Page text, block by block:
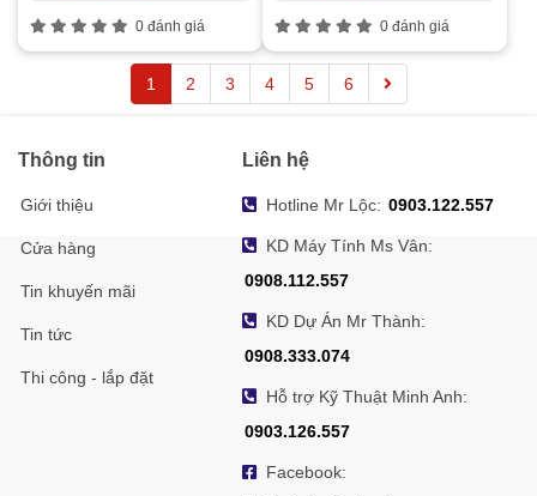
0 đánh giá 0 đánh giá
1 2 3 4 5 6
Thông tin
Giới thiệu
Cửa hàng
Tin khuyến mãi
Tin tức
Thi công - lắp đặt
Liên hệ
Hotline Mr Lộc: 0903.122.557
KD Máy Tính Ms Vân:
0908.112.557
KD Dự Án Mr Thành:
0908.333.074
Hỗ trợ Kỹ Thuật Minh Anh:
0903.126.557
Facebook: